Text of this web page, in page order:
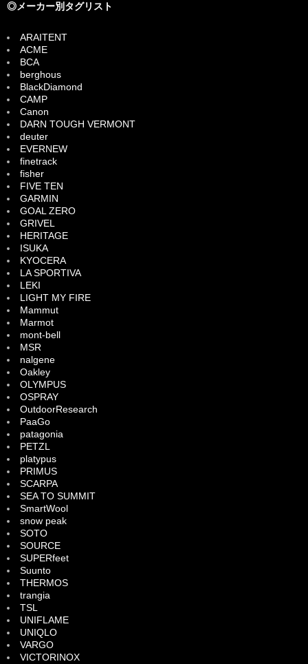
◎メーカー別タグリスト
ARAITENT
ACME
BCA
berghous
BlackDiamond
CAMP
Canon
DARN TOUGH VERMONT
deuter
EVERNEW
finetrack
fisher
FIVE TEN
GARMIN
GOAL ZERO
GRIVEL
HERITAGE
ISUKA
KYOCERA
LA SPORTIVA
LEKI
LIGHT MY FIRE
Mammut
Marmot
mont-bell
MSR
nalgene
Oakley
OLYMPUS
OSPRAY
OutdoorResearch
PaaGo
patagonia
PETZL
platypus
PRIMUS
SCARPA
SEA TO SUMMIT
SmartWool
snow peak
SOTO
SOURCE
SUPERfeet
Suunto
THERMOS
trangia
TSL
UNIFLAME
UNIQLO
VARGO
VICTORINOX